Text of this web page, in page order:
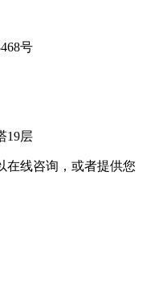
号
19层
在线咨询，或者提供您